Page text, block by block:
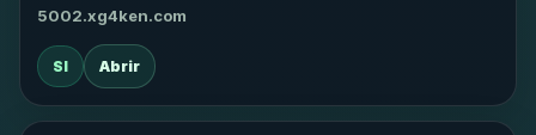
5002.xg4ken.com
SI Abrir